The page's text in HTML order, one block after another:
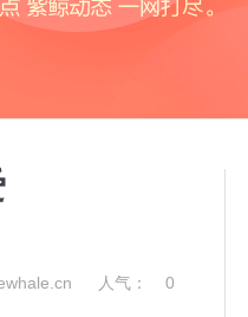
人气： 0